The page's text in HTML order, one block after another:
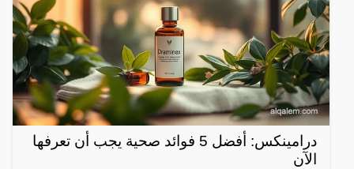
درامينكس: أفضل 5 فوائد صحية يجب أن تعرفها
الآن